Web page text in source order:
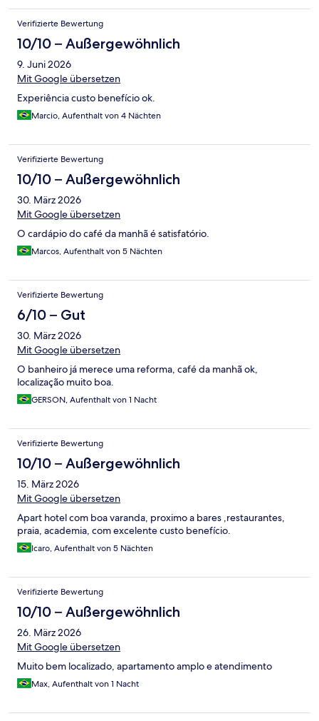
Verifizierte Bewertung
10/10 – Außergewöhnlich
9. Juni 2026
Mit Google übersetzen
Experiência custo benefício ok.
Marcio, Aufenthalt von 4 Nächten
Verifizierte Bewertung
10/10 – Außergewöhnlich
30. März 2026
Mit Google übersetzen
O cardápio do café da manhã é satisfatório.
Marcos, Aufenthalt von 5 Nächten
Verifizierte Bewertung
6/10 – Gut
30. März 2026
Mit Google übersetzen
O banheiro já merece uma reforma, café da manhã ok,
localização muito boa.
GERSON, Aufenthalt von 1 Nacht
Verifizierte Bewertung
10/10 – Außergewöhnlich
15. März 2026
Mit Google übersetzen
Apart hotel com boa varanda, proximo a bares ,restaurantes,
praia, academia, com excelente custo benefício.
Icaro, Aufenthalt von 5 Nächten
Verifizierte Bewertung
10/10 – Außergewöhnlich
26. März 2026
Mit Google übersetzen
Muito bem localizado, apartamento amplo e atendimento
Max, Aufenthalt von 1 Nacht